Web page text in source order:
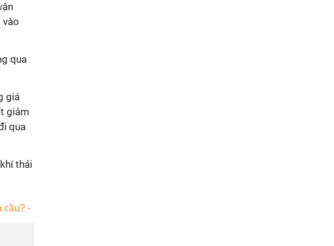
vào
qua
giá
giảm
qua
thải